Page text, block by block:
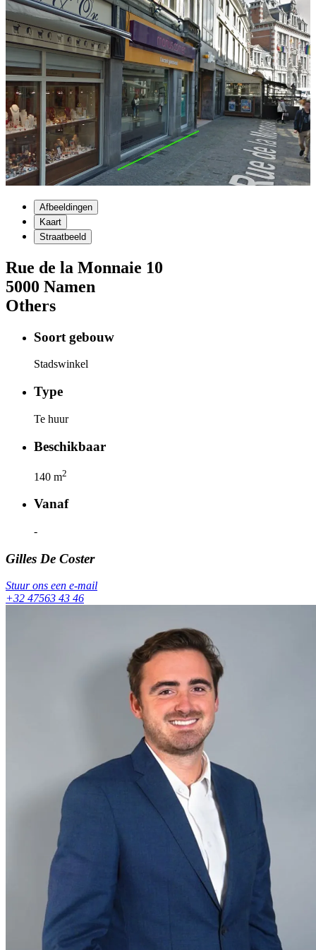
Afbeeldingen
Kaart
Straatbeeld
Rue de la Monnaie 10
5000 Namen
Others
Soort gebouw
Stadswinkel
Type
Te huur
Beschikbaar
140 m2
Vanaf
-
Gilles De Coster
Stuur ons een e-mail
+32 47563 43 46